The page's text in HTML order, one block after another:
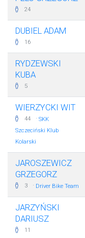
24
DUBIEL ADAM
16
RYDZEWSKI
KUBA
5
WIERZYCKI WIT
44 · SKK
Szczeciński Klub
Kolarski
JAROSZEWICZ
GRZEGORZ
3 · Driver Bike Team
JARZYŃSKI
DARIUSZ
11